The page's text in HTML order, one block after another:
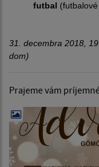
futbal
31. decembra 2018,
dom)
Prajeme vám